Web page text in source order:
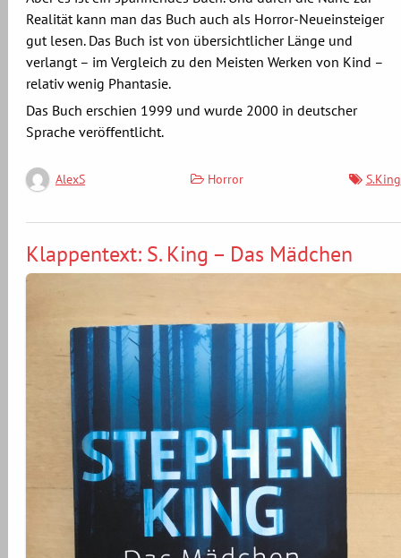
Realität kann man das Buch auch als Horror-Neueinsteiger
gut lesen. Das Buch ist von übersichtlicher Länge und
verlangt – im Vergleich zu den Meisten Werken von Kind –
relativ wenig Phantasie.
Das Buch erschien 1999 und wurde 2000 in deutscher
Sprache veröffentlicht.
AlexS Horror S.King
Klappentext: S. King – Das Mädchen